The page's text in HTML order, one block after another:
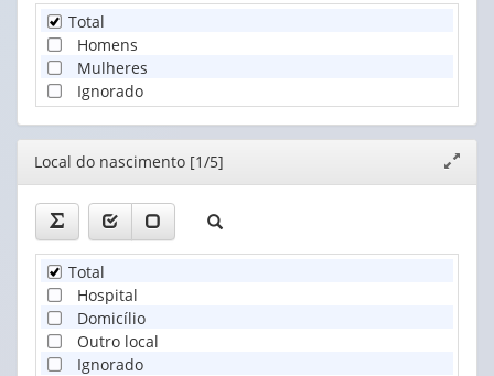
Total
Homens
Mulheres
Ignorado
Editor
janela
Local do nascimento [1/5]
Total
Hospital
Domicílio
Outro local
Ignorado